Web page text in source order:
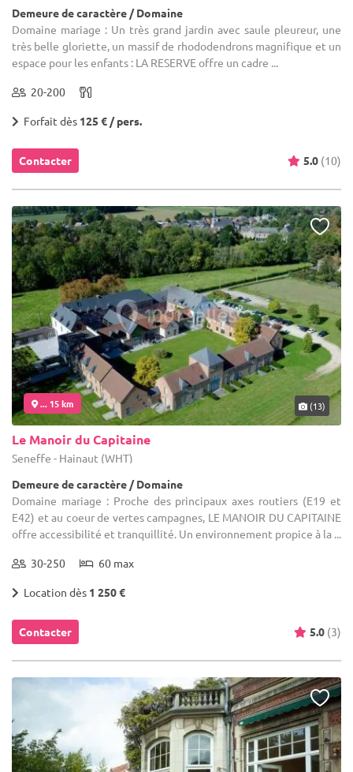
Demeure de caractère / Domaine
Domaine mariage : Un très grand jardin avec saule pleureur, une
très belle gloriette, un massif de rhododendrons magnifique et un
espace pour les enfants : LA RESERVE offre un cadre ...
20-200
Forfait dès 125 € / pers.
Contacter 5.0 (10)
... 15 km (13)
Le Manoir du Capitaine
Seneffe - Hainaut (WHT)
Demeure de caractère / Domaine
Domaine mariage : Proche des principaux axes routiers (E19 et
E42) et au coeur de vertes campagnes, LE MANOIR DU CAPITAINE
offre accessibilité et tranquillité. Un environnement propice à la ...
30-250 60 max
Location dès 1 250 €
Contacter 5.0 (3)